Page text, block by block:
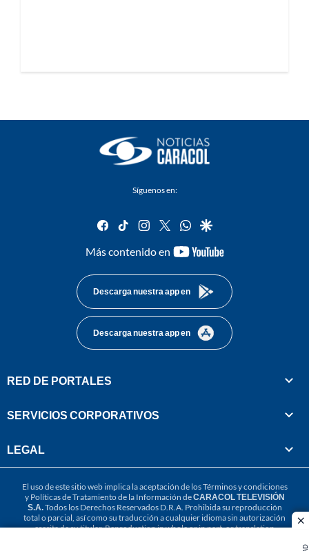
Síguenos en:
facebook
tiktok instagram
twitterwhatsapp
google
Más contenido en
youtube-
Descarga nuestra app en
Descarga nuestra app en
RED DE PORTALES
SERVICIOS CORPORATIVOS
LEGAL
El uso de este sitio web implica la aceptación de losTérminos y condiciones
y Políticas de Tratamiento de la Información deCARACOL TELEVISIÓN
S.A.Todos los Derechos Reservados D.R.A. Prohibida su reproducción
total o parcial, así como su traducción a cualquier idioma sin autorización
escrita de su titular. Reproduction in whole or in part, or translation